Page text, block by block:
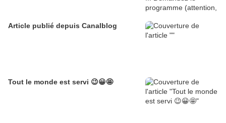
Article publié depuis Canalblog
Tout le monde est servi 😉😀🤩